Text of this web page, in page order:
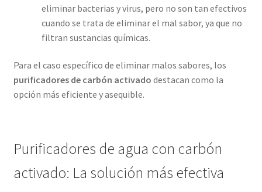
eliminar bacterias y virus, pero no son tan efectivos
cuando se trata de eliminar el mal sabor, ya que no
filtran sustancias químicas.
Para el caso específico de eliminar malos sabores, los
purificadores de carbón activado destacan como la
opción más eficiente y asequible.
Purificadores de agua con carbón
activado: La solución más efectiva